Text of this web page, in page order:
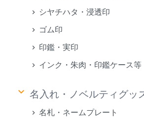
シヤチハタ・浸透印
ゴム印
印鑑・実印
インク・朱肉・印鑑ケース等
keyboard_arrow_down 名入れ・ノベルティグッ
名札・ネームプレート